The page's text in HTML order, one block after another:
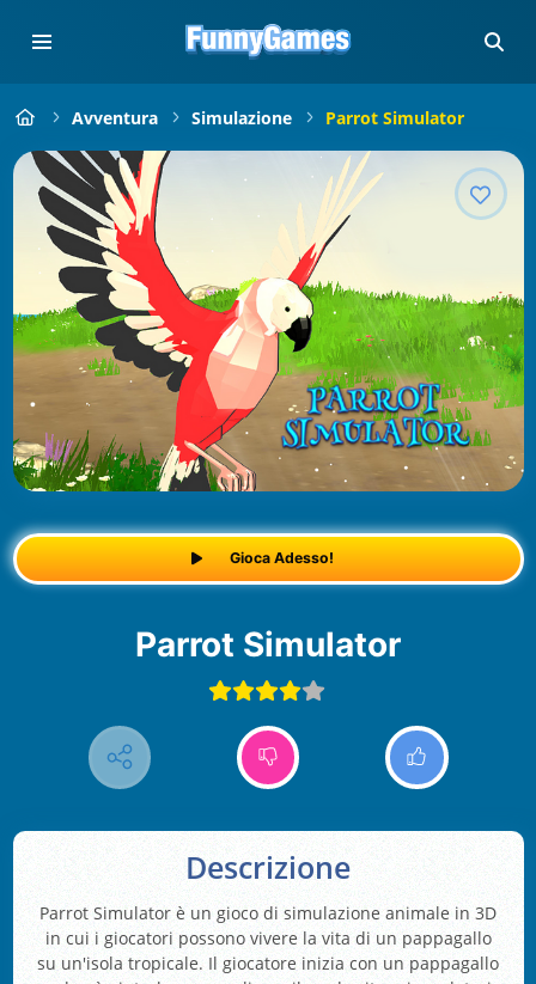
Avventura Simulazione Parrot Simulator
Gioca Adesso!
Parrot Simulator
Descrizione
Parrot Simulator è un gioco di simulazione animale in 3D
in cui i giocatori possono vivere la vita di un pappagallo
su un'isola tropicale. Il giocatore inizia con un pappagallo